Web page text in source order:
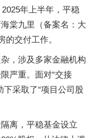
年上半年，平稳
棠九里（备案名：大
的交付工作。
，涉及多家金融机构
严重。面对“交接
采取了“项目公司股
离，平稳基金设立